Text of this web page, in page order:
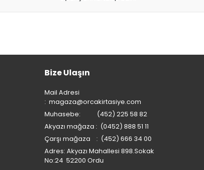
Bize Ulaşın
Mail Adresi
: magaza@orcakirtasiye.com
Muhasebe: (452) 225 58 82
Akyazı mağaza : (0452) 888 51 11
Çarşı mağaza : (452) 666 34 00
Adres: Akyazı Mahallesi 898.Sokak
No:24 52200 Ordu